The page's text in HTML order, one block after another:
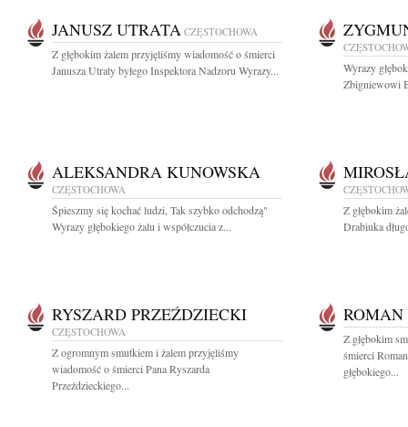
JANUSZ UTRATA CZĘSTOCHOWA
Z głębokim żalem przyjęliśmy wiadomość o śmierci
Janusza Utraty byłego Inspektora Nadzoru Wyrazy...
Wyrazy
Zbigniewowi
ALEKSANDRA KUNOWSKA
CZĘSTOCHOWA
Śpieszmy się kochać ludzi, Tak szybko odchodzą"
Wyrazy głębokiego żalu i współczucia z...
Z głębokim
Drabiuka
RYSZARD PRZEŹDZIECKI
CZĘSTOCHOWA
Z ogromnym smutkiem i żalem przyjęliśmy
wiadomość o śmierci Pana Ryszarda
Przeździeckiego...
Z głębokim
śmierci
głębokiego...